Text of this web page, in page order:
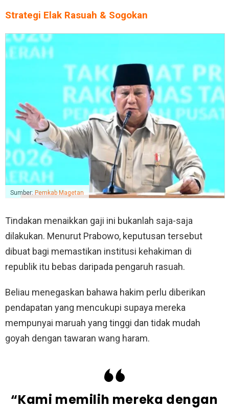
Strategi Elak Rasuah & Sogokan
Sumber: Pemkab Magetan
Tindakan menaikkan gaji ini bukanlah saja-saja
dilakukan. Menurut Prabowo, keputusan tersebut
dibuat bagi memastikan institusi kehakiman di
republik itu bebas daripada pengaruh rasuah.
Beliau menegaskan bahawa hakim perlu diberikan
pendapatan yang mencukupi supaya mereka
mempunyai maruah yang tinggi dan tidak mudah
goyah dengan tawaran wang haram.
“Kami memilih mereka dengan